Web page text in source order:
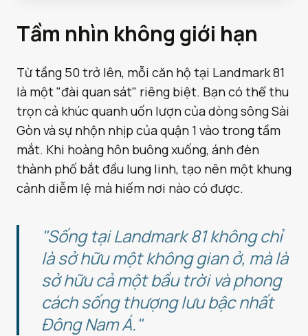
Tầm nhìn không giới hạn
Từ tầng 50 trở lên, mỗi căn hộ tại Landmark 81
là một "đài quan sát" riêng biệt. Bạn có thể thu
trọn cả khúc quanh uốn lượn của dòng sông Sài
Gòn và sự nhộn nhịp của quận 1 vào trong tầm
mắt. Khi hoàng hôn buông xuống, ánh đèn
thành phố bắt đầu lung linh, tạo nên một khung
cảnh diễm lệ mà hiếm nơi nào có được.
"Sống tại Landmark 81 không chỉ
là sở hữu một không gian ở, mà là
sở hữu cả một bầu trời và phong
cách sống thượng lưu bậc nhất
Đông Nam Á."